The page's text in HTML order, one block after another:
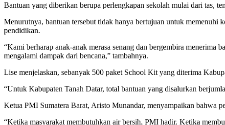
Bantuan yang diberikan berupa perlengkapan sekolah mulai dari tas,
Menurutnya, bantuan tersebut tidak hanya bertujuan untuk memenuhi
pendidikan.
“Kami berharap anak-anak merasa senang dan bergembira menerima
mengalami dampak dari bencana,” tambahnya.
Lise menjelaskan, sebanyak 500 paket School Kit yang diterima
“Untuk Kabupaten Tanah Datar, total bantuan yang disalurkan
Ketua PMI Sumatera Barat, Aristo Munandar, menyampaikan bahwa
“Ketika masyarakat membutuhkan air bersih, PMI hadir. Ketika